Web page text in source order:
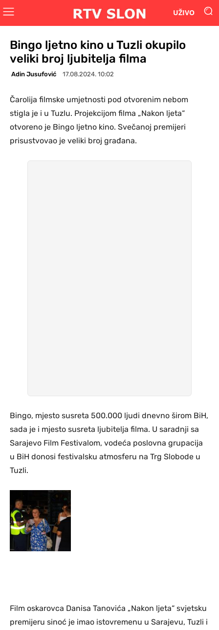
UŽIVO
Bingo ljetno kino u Tuzli okupilo
veliki broj ljubitelja filma
Adin Jusufović 17.08.2024. 10:02
Čarolija filmske umjetnosti pod otvorenim nebom
stigla je i u Tuzlu. Projekcijom filma „Nakon ljeta“
otvoreno je Bingo ljetno kino. Svečanoj premijeri
prisustvovao je veliki broj građana.
Bingo, mjesto susreta 500.000 ljudi dnevno širom BiH,
sada je i mjesto susreta ljubitelja filma. U saradnji sa
Sarajevo Film Festivalom, vodeća poslovna grupacija
u BiH donosi festivalsku atmosferu na Trg Slobode u
Tuzli.
Film oskarovca Danisa Tanovića „Nakon ljeta“ svjetsku
premijeru sinoć je imao istovremenu u Sarajevu, Tuzli i